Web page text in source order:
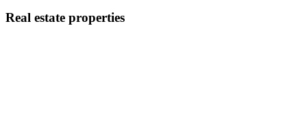
Real estate properties